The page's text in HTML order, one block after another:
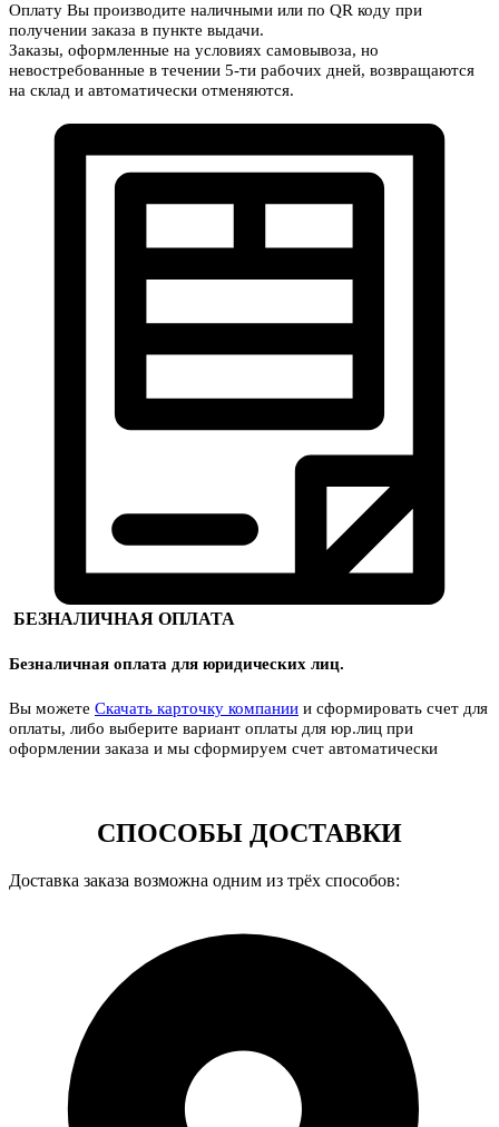
Оплату Вы производите наличными или по QR коду при
получении заказа в пункте выдачи.
Заказы, оформленные на условиях самовывоза, но
невостребованные в течении 5-ти рабочих дней, возвращаются
на склад и автоматически отменяются.
БЕЗНАЛИЧНАЯ ОПЛАТА
Безналичная оплата для юридических лиц.
Вы можете Скачать карточку компании и сформировать счет для
оплаты, либо выберите вариант оплаты для юр.лиц при
оформлении заказа и мы сформируем счет автоматически
СПОСОБЫ ДОСТАВКИ
Доставка заказа возможна одним из трёх способов: